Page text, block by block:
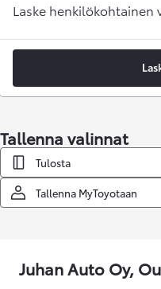
Laske henkilökohtainen
Tallenna valinnat
Tulosta
Tallenna MyToyotaan
Juhan Auto Oy,